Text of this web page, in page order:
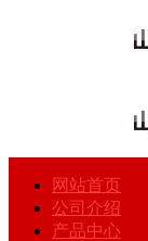
网站首页
公司介绍
产品中心